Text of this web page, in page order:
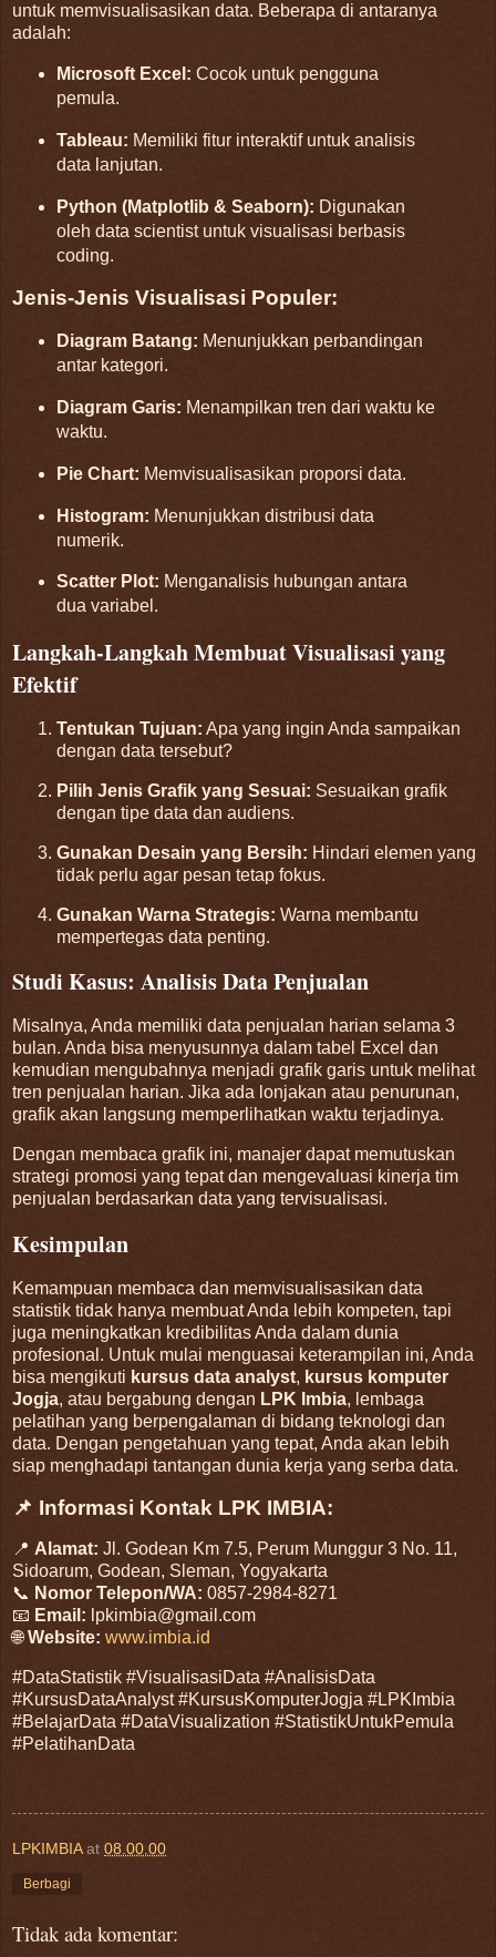
untuk memvisualisasikan data. Beberapa di antaranya
adalah:
Microsoft Excel: Cocok untuk pengguna
pemula.
Tableau: Memiliki fitur interaktif untuk analisis
data lanjutan.
Python (Matplotlib & Seaborn): Digunakan
oleh data scientist untuk visualisasi berbasis
coding.
Jenis-Jenis Visualisasi Populer:
Diagram Batang: Menunjukkan perbandingan
antar kategori.
Diagram Garis: Menampilkan tren dari waktu ke
waktu.
Pie Chart: Memvisualisasikan proporsi data.
Histogram: Menunjukkan distribusi data
numerik.
Scatter Plot: Menganalisis hubungan antara
dua variabel.
Langkah-Langkah Membuat Visualisasi yang
Efektif
Tentukan Tujuan: Apa yang ingin Anda sampaikan
dengan data tersebut?
Pilih Jenis Grafik yang Sesuai: Sesuaikan grafik
dengan tipe data dan audiens.
Gunakan Desain yang Bersih: Hindari elemen yang
tidak perlu agar pesan tetap fokus.
Gunakan Warna Strategis: Warna membantu
mempertegas data penting.
Studi Kasus: Analisis Data Penjualan
Misalnya, Anda memiliki data penjualan harian selama 3
bulan. Anda bisa menyusunnya dalam tabel Excel dan
kemudian mengubahnya menjadi grafik garis untuk melihat
tren penjualan harian. Jika ada lonjakan atau penurunan,
grafik akan langsung memperlihatkan waktu terjadinya.
Dengan membaca grafik ini, manajer dapat memutuskan
strategi promosi yang tepat dan mengevaluasi kinerja tim
penjualan berdasarkan data yang tervisualisasi.
Kesimpulan
Kemampuan membaca dan memvisualisasikan data
statistik tidak hanya membuat Anda lebih kompeten, tapi
juga meningkatkan kredibilitas Anda dalam dunia
profesional. Untuk mulai menguasai keterampilan ini, Anda
bisa mengikuti kursus data analyst, kursus komputer
Jogja, atau bergabung dengan LPK Imbia, lembaga
pelatihan yang berpengalaman di bidang teknologi dan
data. Dengan pengetahuan yang tepat, Anda akan lebih
siap menghadapi tantangan dunia kerja yang serba data.
📌 Informasi Kontak LPK IMBIA:
📍 Alamat: Jl. Godean Km 7.5, Perum Munggur 3 No. 11,
Sidoarum, Godean, Sleman, Yogyakarta
📞 Nomor Telepon/WA: 0857-2984-8271
📧 Email: lpkimbia@gmail.com
🌐Website: www.imbia.id
#DataStatistik #VisualisasiData #AnalisisData
#KursusDataAnalyst #KursusKomputerJogja #LPKImbia
#BelajarData #DataVisualization #StatistikUntukPemula
#PelatihanData
LPKIMBIA at 08.00.00
Berbagi
Tidak ada komentar: